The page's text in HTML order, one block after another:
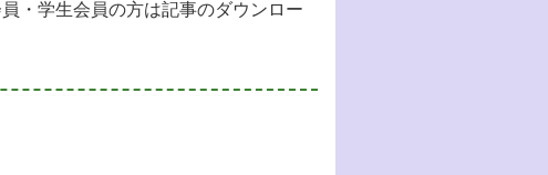
・学生会員の方は記事のダウンロー